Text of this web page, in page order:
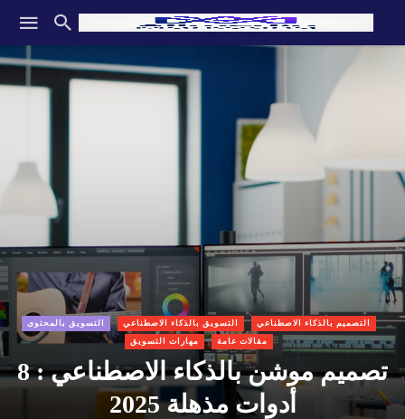
التصميم بالذكاء الاصطناعي التسويق بالذكاء الاصطناعي
التسويق بالمحتوى
مقالات عامة
مهارات التسويق
تصميم موشن بالذكاء الاصطناعي : 8
أدوات مذهلة 2025